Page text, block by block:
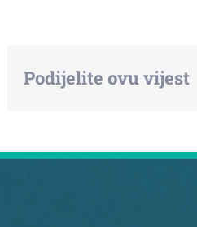
Podijelite ovu vijest